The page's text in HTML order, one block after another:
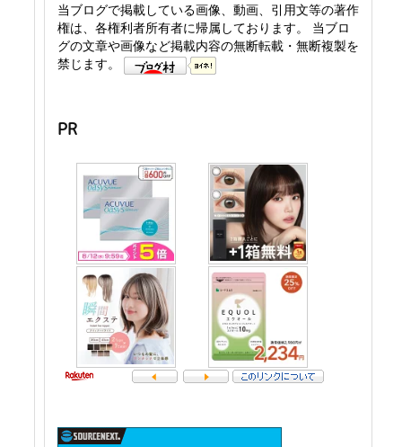
当ブログで掲載している画像、動画、引用文等の著作
権は、各権利者所有者に帰属しております。 当ブロ
グの文章や画像など掲載内容の無断転載・無断複製を
禁じます。
PR